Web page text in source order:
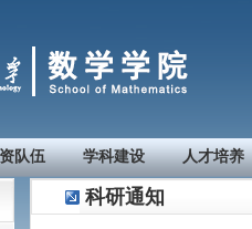
队伍 学科建设 人才培养
科研通知